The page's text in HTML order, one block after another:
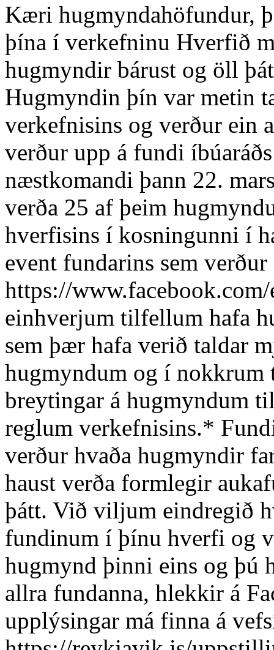
Kæri hugmyndahöfundur,
þína í verkefninu Hverfið
hugmyndir bárust og öll
Hugmyndin þín var metin
verkefnisins og verður ein
verður upp á fundi
næstkomandi þann 22.
verða 25 af þeim
hverfisins í kosningunni í
event fundarins sem
https://
einhverjum tilfellum hafa
sem þær hafa verið taldar
hugmyndum og í
breytingar á hugmyndum
reglum verkefnisins.*
verður hvaða hugmyndir
haust verða formlegir
þátt. Við viljum eindregið
fundinum í þínu hverfi og
hugmynd þinni eins og
allra fundanna, hlekkir á
upplýsingar má finna á